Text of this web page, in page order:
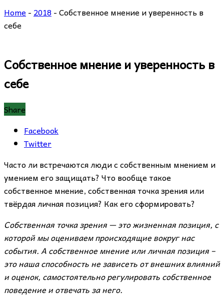
Home- 2018 -Собственное мнение и уверенность в
себе
Собственное мнение и уверенность в
себе
Share
Facebook
Twitter
Часто ли встречаются люди с собственным мнением и
умением его защищать? Что вообще такое
собственное мнение, собственная точка зрения или
твёрдая личная позиция? Как его сформировать?
Собственная точка зрения — это жизненная позиция, с
которой мы оцениваем происходящие вокруг нас
события. А собственное мнение или личная позиция –
это наша способность не зависеть от внешних влияний
и оценок, самостоятельно регулировать собственное
поведение и отвечать за него.